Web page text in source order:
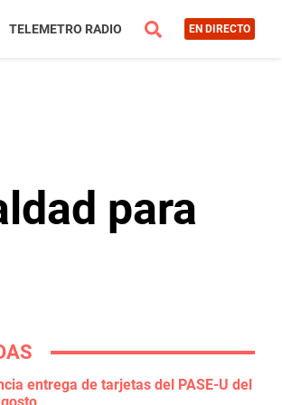
TELEMETRO RADIO EN DIRECTO
para
entrega de tarjetas del PASE-U del